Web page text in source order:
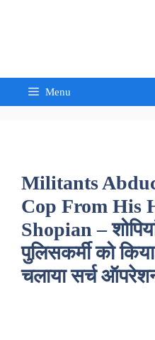
Menu
Militants
Cop From His
Shopian –
पुलिसकर्मी को
चलाया सर्च